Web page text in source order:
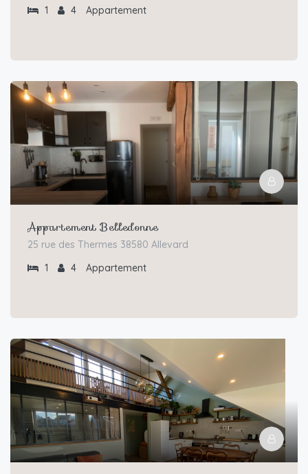
1
4 Appartement
Appartement Belledonne
25 rue des Thermes 38580 Allevard
1
4 Appartement